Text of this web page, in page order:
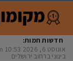
חדשות חמות:
אוגוסט 6, 2026
10:53 am
בינוני ברחוב ירושלים